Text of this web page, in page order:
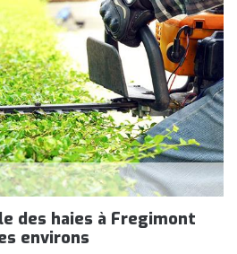
des haies à Fregimont
environs